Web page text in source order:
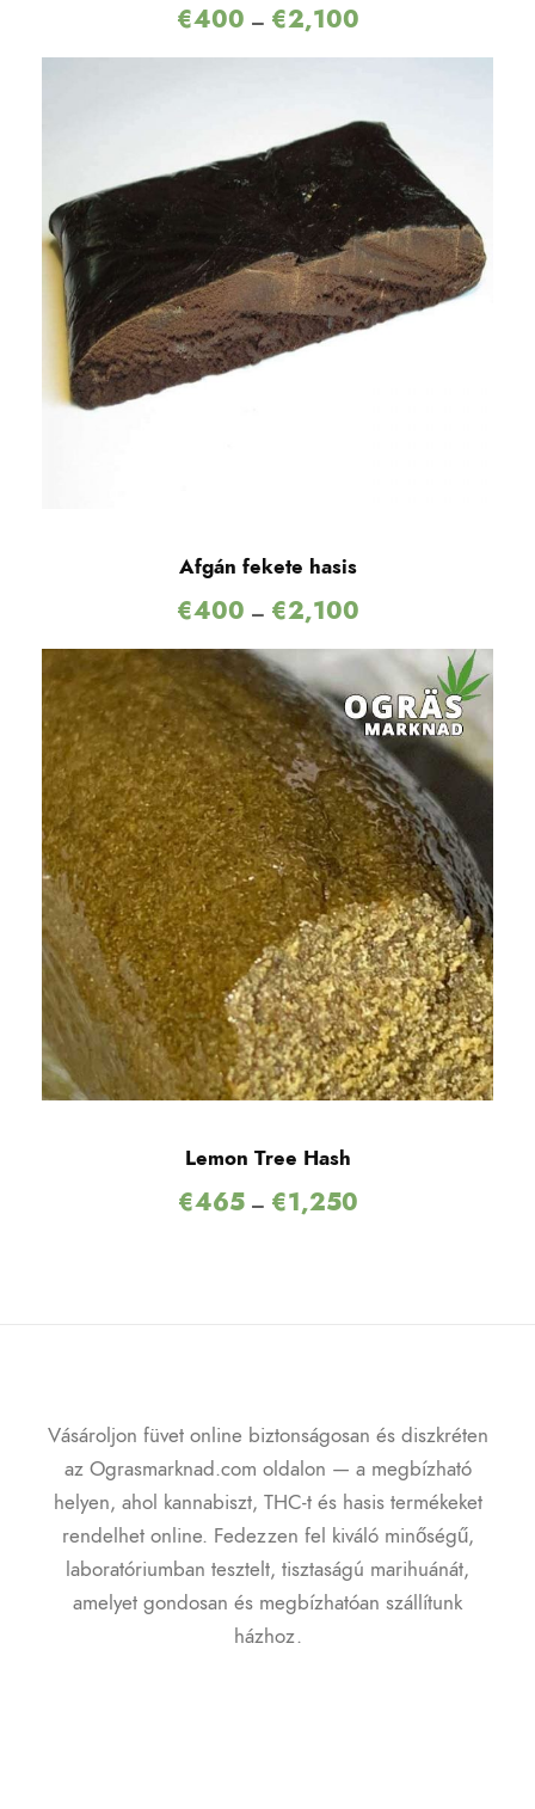
€400 – €2,100
Afgán fekete hasis
€400 – €2,100
Lemon Tree Hash
€465– €1,250
Vásároljon füvet online biztonságosan és diszkréten
az Ograsmarknad.com oldalon — a megbízható
helyen, ahol kannabiszt, THC-t és hasis termékeket
rendelhet online. Fedezzen fel kiváló minőségű,
laboratóriumban tesztelt, tisztaságú marihuánát,
amelyet gondosan és megbízhatóan szállítunk
házhoz.